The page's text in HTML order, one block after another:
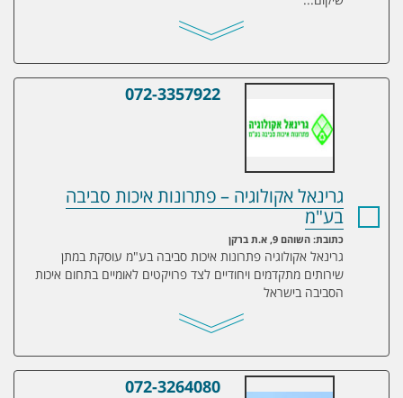
גרינאל אקולוגיה – פתרונות איכות סביבה
072-3357922
גרינאל אקולוגיה – פתרונות איכות סביבה
בע"מ
כתובת: השוהם 9, א.ת ברקן
גרינאל אקולוגיה פתרונות איכות סביבה בע"מ עוסקת במתן
שירותים מתקדמים ויחודיים לצד פרויקטים לאומיים בתחום איכות
הסביבה בישראל
אגוטי איכות הסביבה
072-3264080